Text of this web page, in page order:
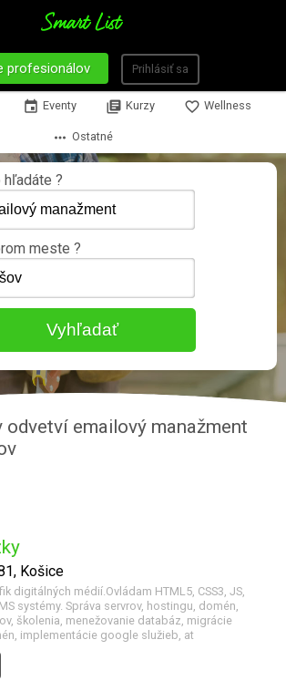
profesionálov Prihlásiť sa
event Eventy library_books Kurzy favorite_border Wellness
more_horiz Ostatné
hľadáte ?
meste ?
emailový manažment
Košice
digitálných médií.Ovládam HTML5, CSS3, JS,
systémy. Správa servrov, hostingu, domén,
školenia, menežovanie databáz, migrácie
implementácie google služieb, at